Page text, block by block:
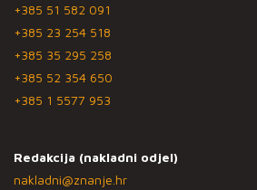
+385 51 582 091
+385 23 254 518
+385 35 295 258
+385 52 354 650
+385 1 5577 953
Redakcija (nakladni odjel)
nakladni@znanje.hr